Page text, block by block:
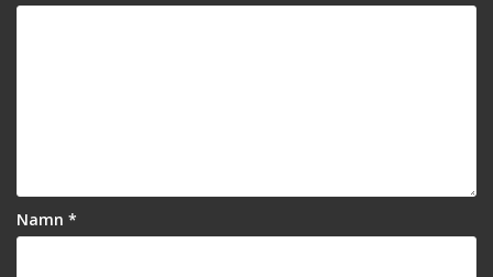
Namn *